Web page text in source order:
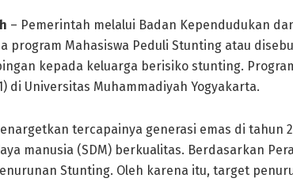
– Pemerintah melalui Badan Kependudukan
program Mahasiswa Peduli Stunting atau
kepada keluarga berisiko stunting.
di Universitas Muhammadiyah Yogyakarta.
tercapainya generasi emas di tahun
manusia (SDM) berkualitas. Berdasarkan
Stunting. Oleh karena itu, target